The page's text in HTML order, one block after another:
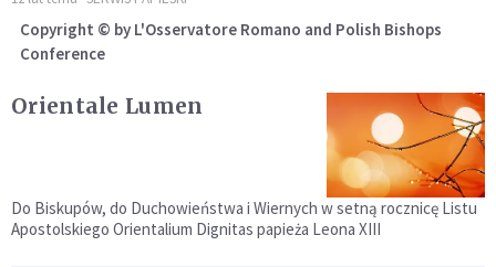
Copyright © by L'Osservatore Romano and Polish Bishops
Conference
Orientale Lumen
Do Biskupów, do Duchowieństwa i Wiernych w setną rocznicę Listu
Apostolskiego Orientalium Dignitas papieża Leona XIII